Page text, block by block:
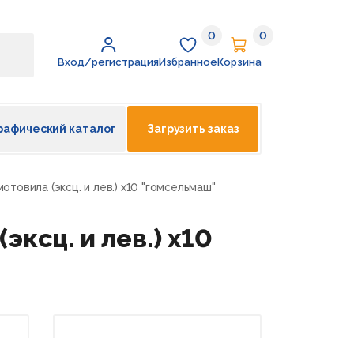
Вход/регистрация
Избранное
0
Избранное
Корзина
0
Корзина
каталог Загрузить заказ
(эксц. и лев.) х10 "гомсельмаш"
и лев.) х10